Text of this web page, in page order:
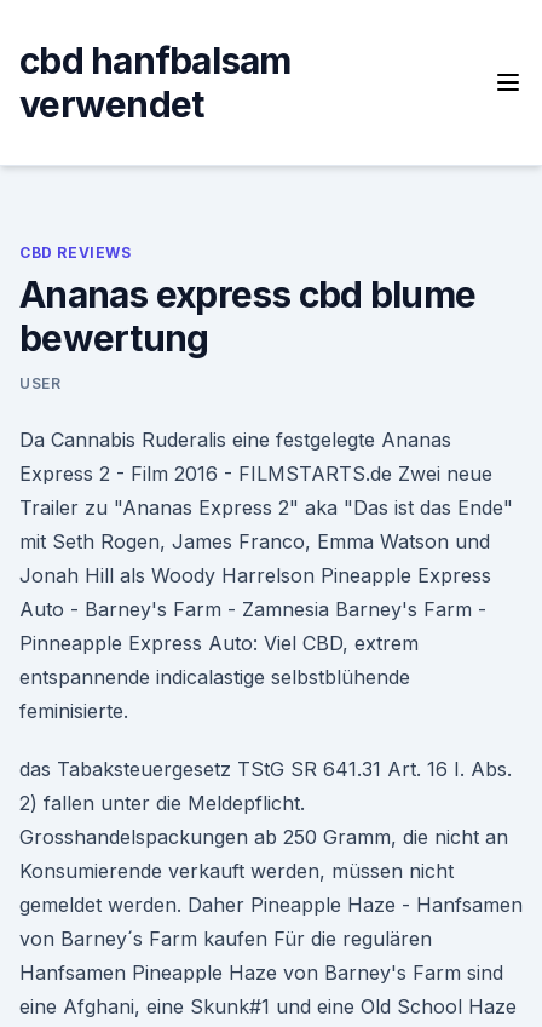
content
cbd hanfbalsam
verwendet
CBD REVIEWS
Ananas express cbd blume
bewertung
USER
Da Cannabis Ruderalis eine festgelegte Ananas
Express 2 - Film 2016 - FILMSTARTS.de Zwei neue
Trailer zu "Ananas Express 2" aka "Das ist das Ende"
mit Seth Rogen, James Franco, Emma Watson und
Jonah Hill als Woody Harrelson Pineapple Express
Auto - Barney's Farm - Zamnesia Barney's Farm -
Pinneapple Express Auto: Viel CBD, extrem
entspannende indicalastige selbstblühende
feminisierte.
das Tabaksteuergesetz TStG SR 641.31 Art. 16 I. Abs.
2) fallen unter die Meldepflicht.
Grosshandelspackungen ab 250 Gramm, die nicht an
Konsumierende verkauft werden, müssen nicht
gemeldet werden. Daher Pineapple Haze - Hanfsamen
von Barney´s Farm kaufen Für die regulären
Hanfsamen Pineapple Haze von Barney's Farm sind
eine Afghani, eine Skunk#1 und eine Old School Haze